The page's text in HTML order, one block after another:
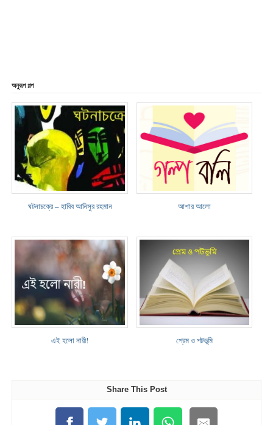
অনুরূপ গল্প
ঘটনাচক্রে – হাবিব আনিসুর রহমান আশার আলো
এই হলো নারী! প্রেম ও পটভূমি
Share This Post